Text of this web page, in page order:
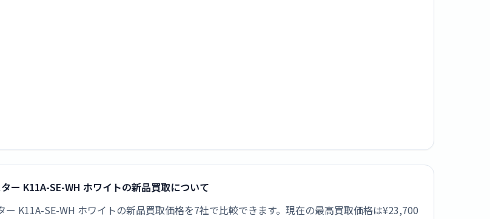
ー K11A-SE-WH ホワイトの新品買取について
K11A-SE-WH ホワイトの新品買取価格を7社で比較できます。現在の最高買取価格は¥23,700